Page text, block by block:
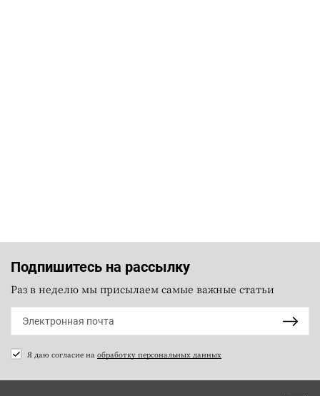
Подпишитесь на рассылку
Раз в неделю мы присылаем самые важные статьи
Я даю согласие на обработку персональных данных